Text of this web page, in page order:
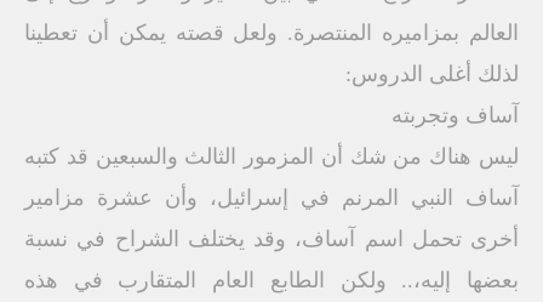
العالم بمزاميره المنتصرة. ولعل قصته يمكن أن تعطينا
لذلك أغلى الدروس:
آساف وتجربته
ليس هناك من شك أن المزمور الثالث والسبعين قد كتبه
آساف النبي المرنم في إسرائيل، وأن عشرة مزامير
أخرى تحمل اسم آساف، وقد يختلف الشراح في نسبة
بعضها إليه،.. ولكن الطابع العام المتقارب في هذه